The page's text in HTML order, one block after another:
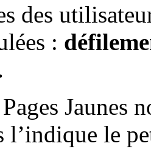
des
:
Jaunes
l’indique le